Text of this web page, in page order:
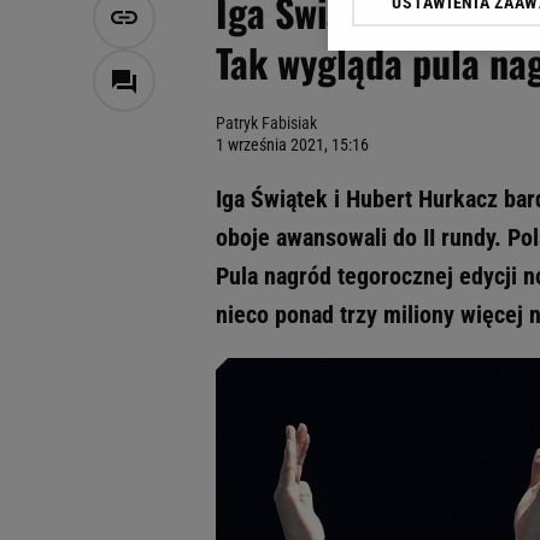
Iga Świątek i Hubert
Tak wygląda pula
Patryk Fabisiak
1 września 2021, 15:16
Iga Świątek i Hubert Hurkacz
oboje awansowali do II rundy.
Pula nagród tegorocznej edycji
nieco ponad trzy miliony więcej
Klikając „Akceptuję”
Zaufanych Partnerów i
dotyczące plików
odnośnik „Ustawienia
Użycie dokładnych
Przechowywanie
badnie odbiorców i